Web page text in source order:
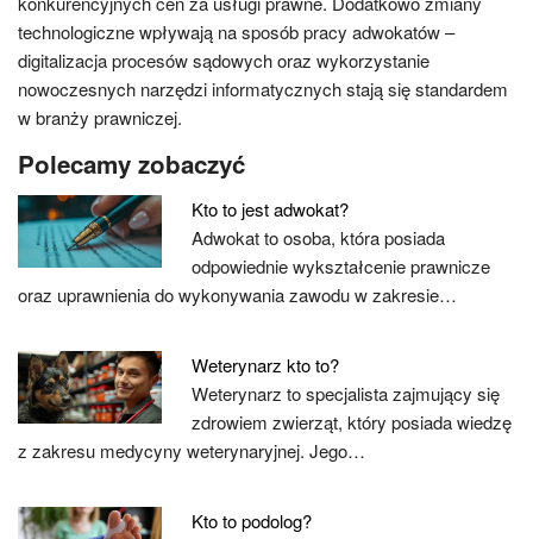
technologiczne wpływają na sposób pracy adwokatów –
digitalizacja procesów sądowych oraz wykorzystanie
nowoczesnych narzędzi informatycznych stają się standardem
w branży prawniczej.
Polecamy zobaczyć
Kto to jest adwokat?
Adwokat to osoba, która posiada
odpowiednie wykształcenie prawnicze
oraz uprawnienia do wykonywania zawodu w zakresie…
Weterynarz kto to?
Weterynarz to specjalista zajmujący się
zdrowiem zwierząt, który posiada wiedzę
z zakresu medycyny weterynaryjnej. Jego…
Kto to podolog?